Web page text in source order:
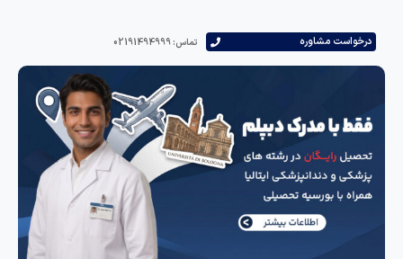
مشاوره تماس: 02191494999